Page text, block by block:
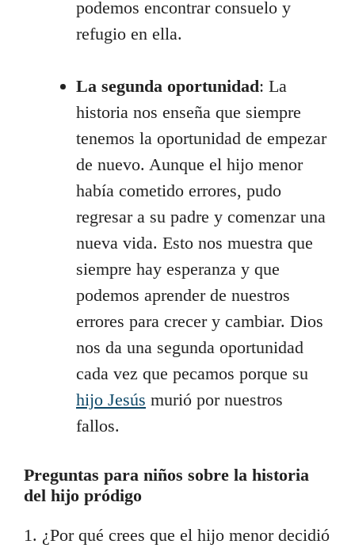
podemos encontrar consuelo y
refugio en ella.
La segunda oportunidad: La
historia nos enseña que siempre
tenemos la oportunidad de empezar
de nuevo. Aunque el hijo menor
había cometido errores, pudo
regresar a su padre y comenzar una
nueva vida. Esto nos muestra que
siempre hay esperanza y que
podemos aprender de nuestros
errores para crecer y cambiar. Dios
nos da una segunda oportunidad
cada vez que pecamos porque su
hijo Jesús murió por nuestros
fallos.
Preguntas para niños sobre la historia
del hijo pródigo
1. ¿Por qué crees que el hijo menor decidió